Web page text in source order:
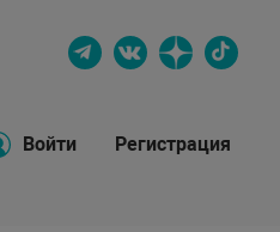
Войти Регистрация